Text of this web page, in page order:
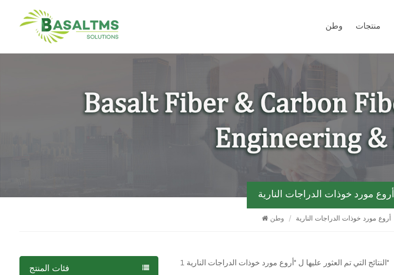
وطن منتجات
أروع مورد خوذات الدراجات النارية
/ أروع مورد خوذات الدراجات النارية
1 النتائج التي تم العثور عليها ل "أروع مورد خوذات الدراجات النارية"
فئات المنتج